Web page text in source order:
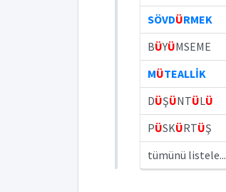
SÖVDÜRMEK
BÜYÜMSEME
MÜTEALLİK
DÜŞÜNTÜLÜ
PÜSKÜRTÜŞ
tümünü listele...